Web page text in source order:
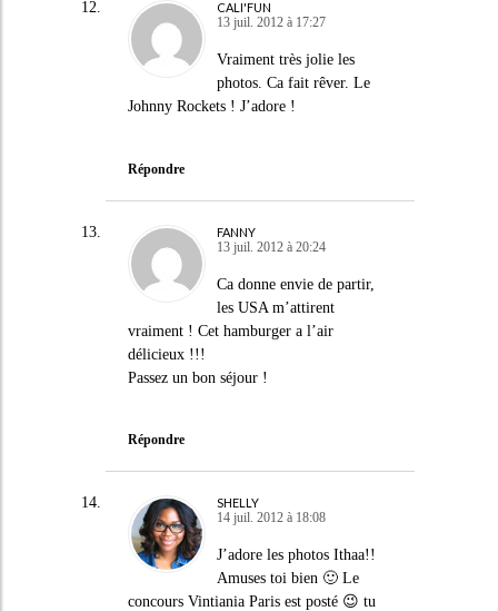
CALI'FUN
13 juil. 2012 à 17:27
Vraiment très jolie les
photos. Ca fait rêver. Le
Johnny Rockets ! J’adore !
Répondre
FANNY
13 juil. 2012 à 20:24
Ca donne envie de partir,
les USA m’attirent
vraiment ! Cet hamburger a l’air
délicieux !!!
Passez un bon séjour !
Répondre
SHELLY
14 juil. 2012 à 18:08
J’adore les photos Ithaa!!
Amuses toi bien 🙂 Le
concours Vintiania Paris est posté 😉 tu